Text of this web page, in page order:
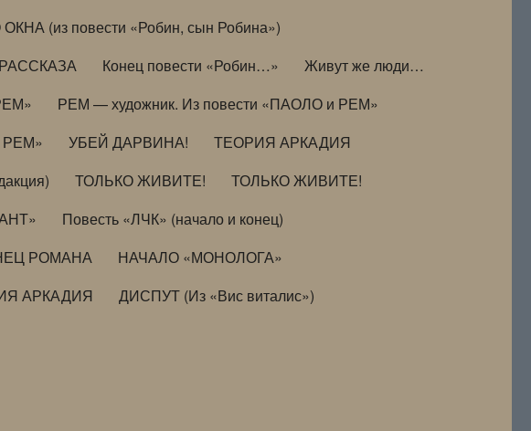
(из повести «Робин, сын Робина»)
Конец повести «Робин…»
Живут же люди…
РЕМ — художник. Из повести «ПАОЛО и РЕМ»
РЕМ» УБЕЙ ДАРВИНА!
ТЕОРИЯ АРКАДИЯ
ТОЛЬКО ЖИВИТЕ!
ТОЛЬКО ЖИВИТЕ!
Повесть «ЛЧК» (начало и конец)
РОМАНА
НАЧАЛО «МОНОЛОГА»
АРКАДИЯ ДИСПУТ (Из «Вис виталис»)